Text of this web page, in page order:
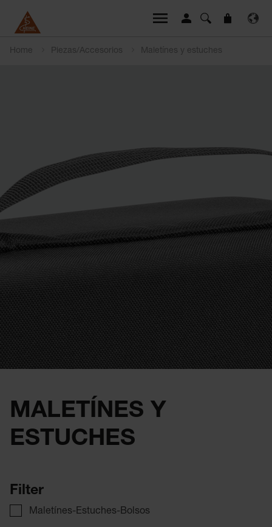
Home Piezas/Accesorios Maletínes y estuches
MALETÍNES Y
ESTUCHES
Filter
Maletínes-Estuches-Bolsos